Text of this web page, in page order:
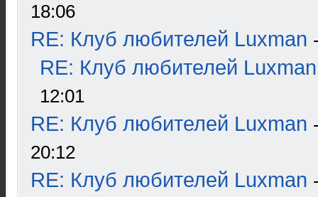
18:06
RE: Клуб любителей Luxman
RE: Клуб любителей Luxman
12:01
RE: Клуб любителей Luxman
20:12
RE: Клуб любителей Luxman